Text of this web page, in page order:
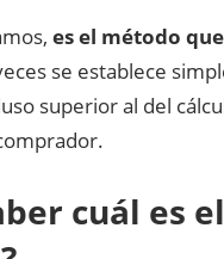
es el método
se establece
superior al del
cuál es